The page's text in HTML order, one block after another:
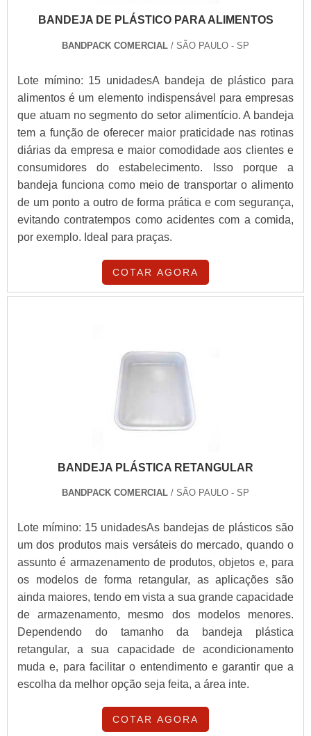
BANDEJA DE PLÁSTICO PARA ALIMENTOS
BANDPACK COMERCIAL / SÃO PAULO - SP
Lote mímino: 15 unidadesA bandeja de plástico para
alimentos é um elemento indispensável para empresas
que atuam no segmento do setor alimentício. A bandeja
tem a função de oferecer maior praticidade nas rotinas
diárias da empresa e maior comodidade aos clientes e
consumidores do estabelecimento. Isso porque a
bandeja funciona como meio de transportar o alimento
de um ponto a outro de forma prática e com segurança,
evitando contratempos como acidentes com a comida,
por exemplo. Ideal para praças.
COTAR AGORA
BANDEJA PLÁSTICA RETANGULAR
BANDPACK COMERCIAL / SÃO PAULO - SP
Lote mímino: 15 unidadesAs bandejas de plásticos são
um dos produtos mais versáteis do mercado, quando o
assunto é armazenamento de produtos, objetos e, para
os modelos de forma retangular, as aplicações são
ainda maiores, tendo em vista a sua grande capacidade
de armazenamento, mesmo dos modelos menores.
Dependendo do tamanho da bandeja plástica
retangular, a sua capacidade de acondicionamento
muda e, para facilitar o entendimento e garantir que a
escolha da melhor opção seja feita, a área inte.
COTAR AGORA